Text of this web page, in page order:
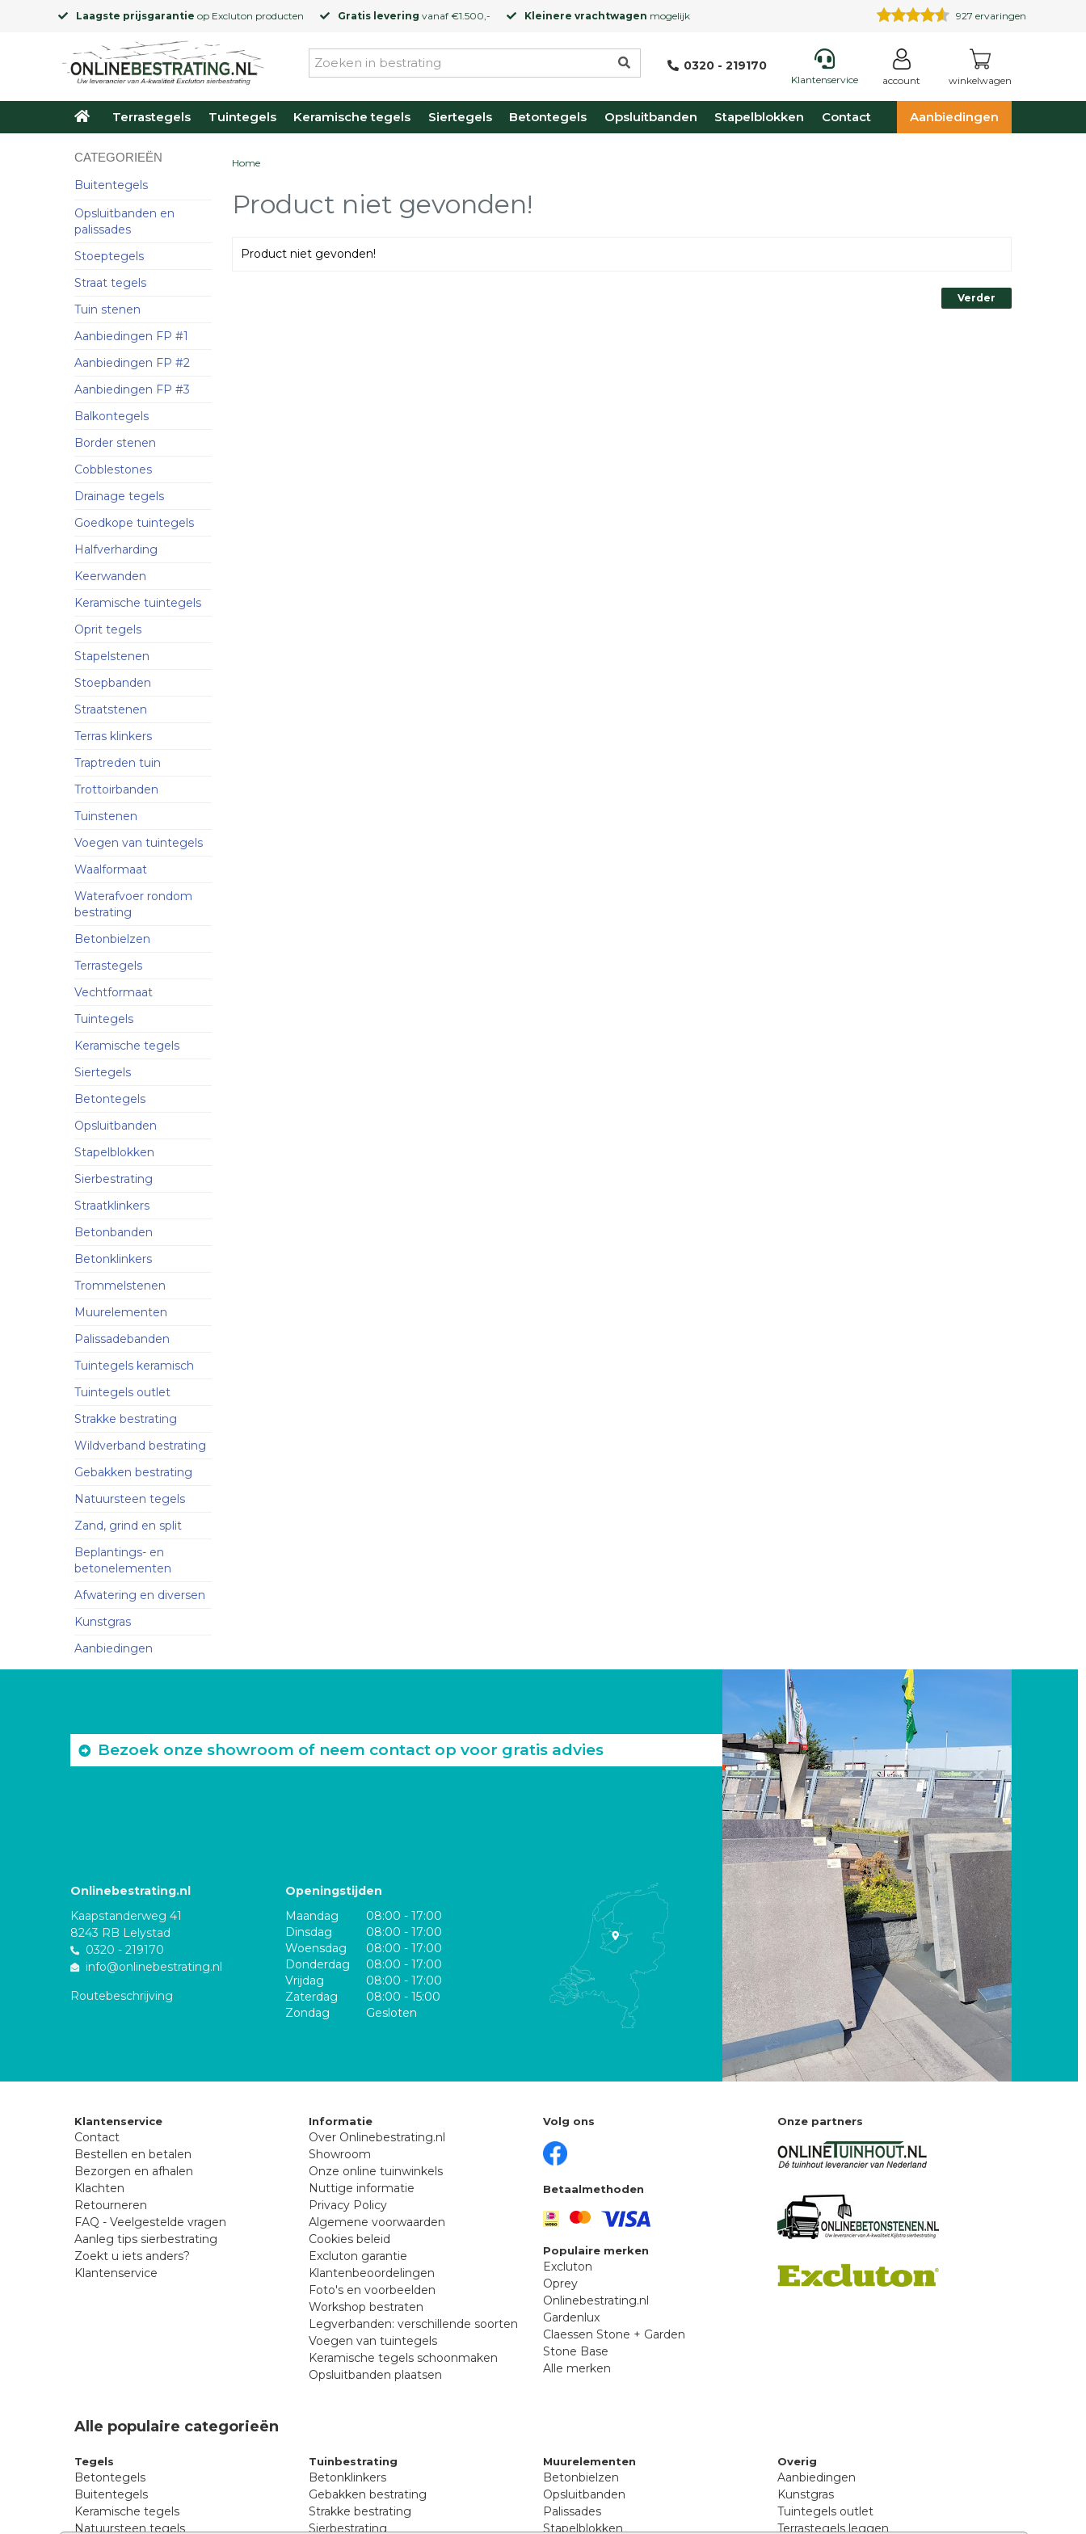
Laagste prijsgarantie op Excluton producten Gratis levering vanaf €1.500,- Kleinere vrachtwagen mogelijk 927 ervaringen
0320 - 219170
Klantenservice account winkelwagen
Terrastegels Tuintegels Keramische tegels Siertegels Betontegels Opsluitbanden Stapelblokken Contact Aanbiedingen
CATEGORIEËN
Buitentegels
Opsluitbanden en
palissades
Stoeptegels
Straat tegels
Tuin stenen
Aanbiedingen FP #1
Aanbiedingen FP #2
Aanbiedingen FP #3
Balkontegels
Border stenen
Cobblestones
Drainage tegels
Goedkope tuintegels
Halfverharding
Keerwanden
Keramische tuintegels
Oprit tegels
Stapelstenen
Stoepbanden
Straatstenen
Terras klinkers
Traptreden tuin
Trottoirbanden
Tuinstenen
Voegen van tuintegels
Waalformaat
Waterafvoer rondom
bestrating
Betonbielzen
Terrastegels
Vechtformaat
Tuintegels
Keramische tegels
Siertegels
Betontegels
Opsluitbanden
Stapelblokken
Sierbestrating
Straatklinkers
Betonbanden
Betonklinkers
Trommelstenen
Muurelementen
Palissadebanden
Tuintegels keramisch
Tuintegels outlet
Strakke bestrating
Wildverband bestrating
Gebakken bestrating
Natuursteen tegels
Zand, grind en split
Beplantings- en
betonelementen
Afwatering en diversen
Kunstgras
Aanbiedingen
Home
Product niet gevonden!
Product niet gevonden!
Verder
Bezoek onze showroom of neem contact op voor gratis advies
Onlinebestrating.nl
Kaapstanderweg 41
8243 RB Lelystad
0320 - 219170
info@onlinebestrating.nl
Routebeschrijving
Openingstijden
Maandag
08:00 - 17:00
Dinsdag
08:00 - 17:00
Woensdag
08:00 - 17:00
Donderdag
08:00 - 17:00
Vrijdag
08:00 - 17:00
Zaterdag
08:00 - 15:00
Zondag
Gesloten
Klantenservice
Contact
Bestellen en betalen
Bezorgen en afhalen
Klachten
Retourneren
FAQ - Veelgestelde vragen
Aanleg tips sierbestrating
Zoekt u iets anders?
Klantenservice
Informatie
Over Onlinebestrating.nl
Showroom
Onze online tuinwinkels
Nuttige informatie
Privacy Policy
Algemene voorwaarden
Cookies beleid
Excluton garantie
Klantenbeoordelingen
Foto's en voorbeelden
Workshop bestraten
Legverbanden: verschillende soorten
Voegen van tuintegels
Keramische tegels schoonmaken
Opsluitbanden plaatsen
Volg ons
Betaalmethoden
Populaire merken
Excluton
Oprey
Onlinebestrating.nl
Gardenlux
Claessen Stone + Garden
Stone Base
Alle merken
Onze partners
Alle populaire categorieën
Tegels
Betontegels
Buitentegels
Keramische tegels
Natuursteen tegels
Tuinbestrating
Betonklinkers
Gebakken bestrating
Strakke bestrating
Sierbestrating
Muurelementen
Betonbielzen
Opsluitbanden
Palissades
Stapelblokken
Overig
Aanbiedingen
Kunstgras
Tuintegels outlet
Terrastegels leggen